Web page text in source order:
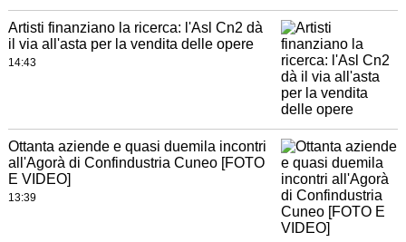
Artisti finanziano la ricerca: l'Asl Cn2 dà
il via all'asta per la vendita delle opere
14:43
Ottanta aziende e quasi duemila incontri
all'Agorà di Confindustria Cuneo [FOTO
E VIDEO]
13:39